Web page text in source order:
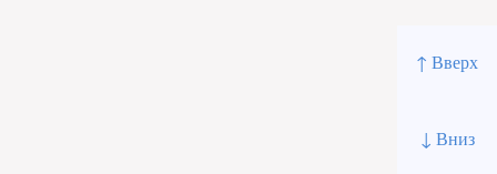
↑ Вверх
↓ Вниз